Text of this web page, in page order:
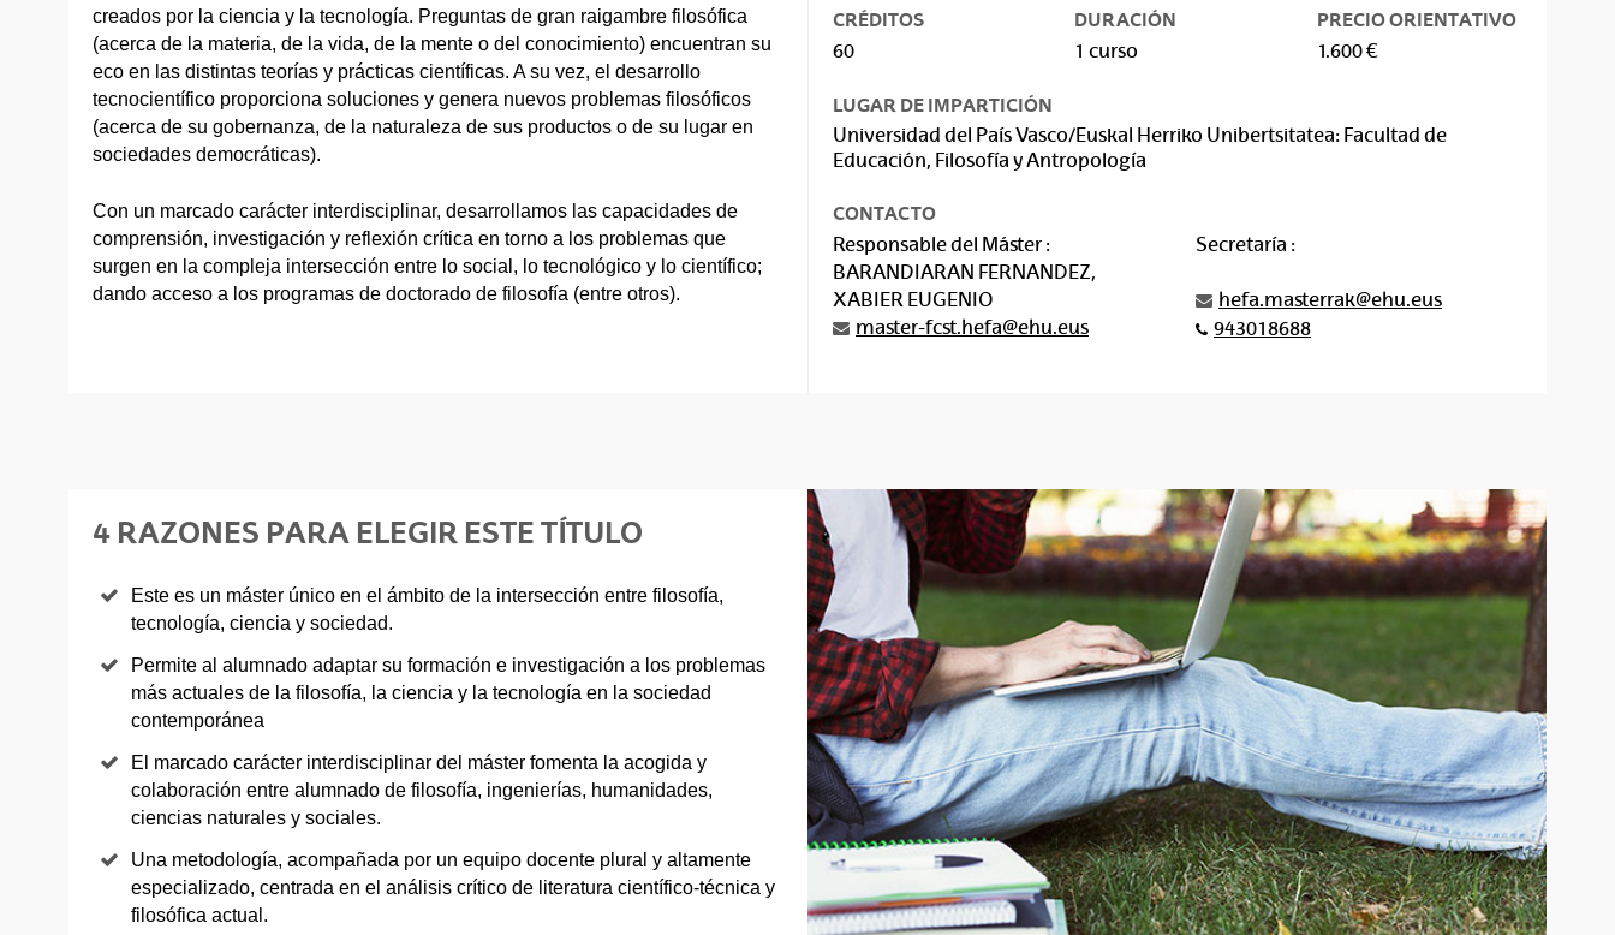
creados por la ciencia y la tecnología. Preguntas de gran raigambre filosófica
(acerca de la materia, de la vida, de la mente o del conocimiento) encuentran su
eco en las distintas teorías y prácticas científicas. A su vez, el desarrollo
tecnocientífico proporciona soluciones y genera nuevos problemas filosóficos
(acerca de su gobernanza, de la naturaleza de sus productos o de su lugar en
sociedades democráticas).
Con un marcado carácter interdisciplinar, desarrollamos las capacidades de
comprensión, investigación y reflexión crítica en torno a los problemas que
surgen en la compleja intersección entre lo social, lo tecnológico y lo científico;
dando acceso a los programas de doctorado de filosofía (entre otros).
CRÉDITOS
60
DURACIÓN
1 curso
PRECIO ORIENTATIVO
1.600 €
LUGAR DE IMPARTICIÓN
Universidad del País Vasco/Euskal Herriko Unibertsitatea: Facultad de
Educación, Filosofía y Antropología
CONTACTO
Responsable del Máster :
BARANDIARAN FERNANDEZ,
XABIER EUGENIO
master-fcst.hefa@ehu.eus
Secretaría :
hefa.masterrak@ehu.eus
943018688
4 RAZONES PARA ELEGIR ESTE TÍTULO
Este es un máster único en el ámbito de la intersección entre filosofía,
tecnología, ciencia y sociedad.
Permite al alumnado adaptar su formación e investigación a los problemas
más actuales de la filosofía, la ciencia y la tecnología en la sociedad
contemporánea
El marcado carácter interdisciplinar del máster fomenta la acogida y
colaboración entre alumnado de filosofía, ingenierías, humanidades,
ciencias naturales y sociales.
Una metodología, acompañada por un equipo docente plural y altamente
especializado, centrada en el análisis crítico de literatura científico-técnica y
filosófica actual.